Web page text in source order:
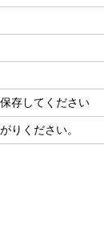
存してください
りください。